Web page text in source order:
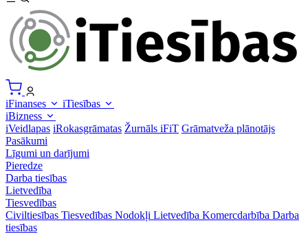
iFinanses
iTiesības
iBizness
iVeidlapas iRokasgrāmatas Žurnāls iFiT Grāmatveža plānotājs
Pasākumi
Līgumi un darījumi
Pieredze
Darba tiesības
Lietvedība
Tiesvedības
Civiltiesības Tiesvedības Nodokļi Lietvedība Komercdarbība Darba
tiesības